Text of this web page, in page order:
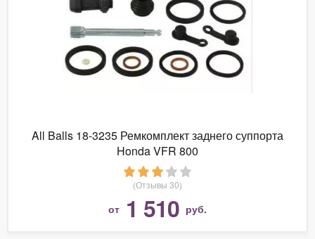
All Balls 18-3235 Ремкомплект заднего суппорта
Honda VFR 800
(Отзывы 30)
от 1 510 руб.